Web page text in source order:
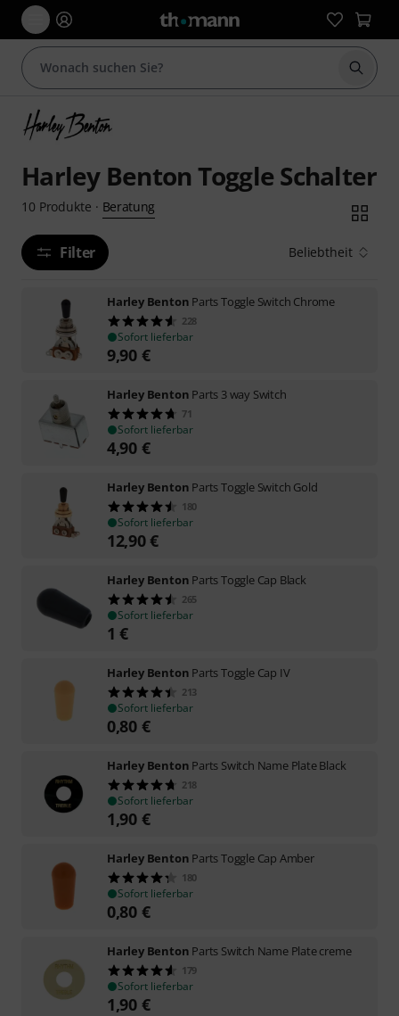
Suche
Harley Benton Toggle Schalter
10 Produkte · Beratung
Filter Beliebtheit
Harley Benton Parts Toggle Switch Chrome
228
Sofort lieferbar
9,90 €
Harley Benton Parts 3 way Switch
71
Sofort lieferbar
4,90 €
Harley Benton Parts Toggle Switch Gold
180
Sofort lieferbar
12,90€
Harley Benton Parts Toggle Cap Black
265
Sofort lieferbar
1 €
Harley Benton Parts Toggle Cap IV
213
Sofort lieferbar
0,80 €
Harley Benton Parts Switch Name Plate Black
218
Sofort lieferbar
1,90 €
Harley Benton Parts Toggle Cap Amber
180
Sofort lieferbar
0,80 €
Harley Benton Parts Switch Name Plate creme
179
Sofort lieferbar
1,90 €